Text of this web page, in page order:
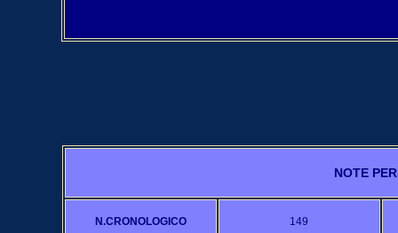
NOTE
N.CRONOLOGICO 149